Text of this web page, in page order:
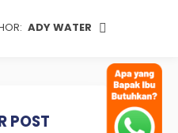
ADY WATER
POST